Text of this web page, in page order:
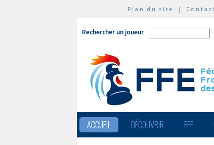
Plan du site |
Rechercher un joueur
ACCUEIL DÉCOUVRIR FFE